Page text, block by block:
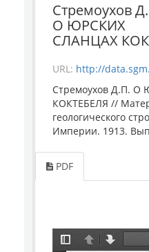
Стремоухов
О ЮРСКИХ
СЛАНЦАХ
URL: http://data.sgm.ru/dataset/d7273117-8886-4ab5-a19b-
Стремоухов Д.П.
КОКТЕБЕЛЯ //
геологического
Империи. 1913.
PDF